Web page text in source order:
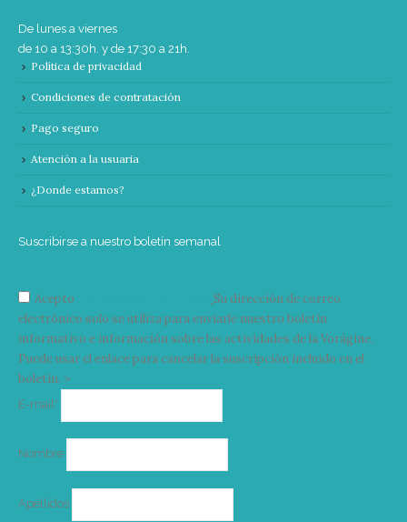
De lunes a viernes
de 10 a 13:30h. y de 17:30 a 21h.
Política de privacidad
Condiciones de contratación
Pago seguro
Atención a la usuaria
¿Donde estamos?
Suscribirse a nuestro boletín semanal
Acepto
Su dirección de correo
electrónico solo se utiliza para enviarle nuestro boletín
informativo e información sobre las actividades de la Vorágine.
Puede usar el enlace para cancelar la suscripción incluido en el
boletín. >
E-mail*
Nombre
Apellidos